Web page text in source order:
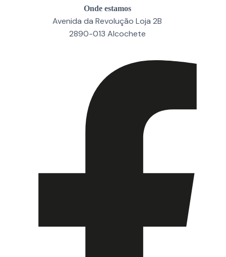
Onde estamos
Avenida da Revolução Loja 2B
2890-013 Alcochete